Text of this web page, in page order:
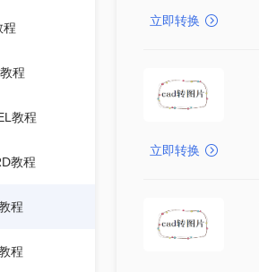
程
程
教程
教程
程
程
立即转换
立即转换